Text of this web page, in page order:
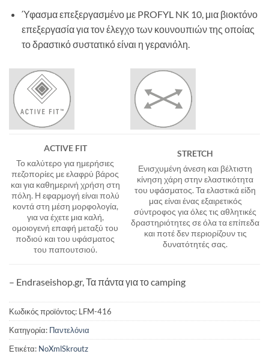
Ύφασμα επεξεργασμένο με PROFYL NK 10, μια βιοκτόνο
επεξεργασία για τον έλεγχο των κουνουπιών της οποίας
το δραστικό συστατικό είναι η γερανιόλη.
ACTIVE FIT
Το καλύτερο για ημερήσιες
πεζοπορίες με ελαφρύ βάρος
και για καθημερινή χρήση στη
πόλη. Η εφαρμογή είναι πολύ
κοντά στη μέση μορφολογία,
για να έχετε μια καλή,
ομοιογενή επαφή μεταξύ του
ποδιού και του υφάσματος
του παπουτσιού.
STRETCH
Ενισχυμένη άνεση και βέλτιστη
κίνηση χάρη στην ελαστικότητα
του υφάσματος. Τα ελαστικά είδη
μας είναι ένας εξαιρετικός
σύντροφος για όλες τις αθλητικές
δραστηριότητες σε όλα τα επίπεδα
και ποτέ δεν περιορίζουν τις
δυνατότητές σας.
– Endraseishop.gr, Τα πάντα για το camping
Κωδικός προϊόντος: LFM-416
Κατηγορία: Παντελόνια
Ετικέτα: NoXmlSkroutz